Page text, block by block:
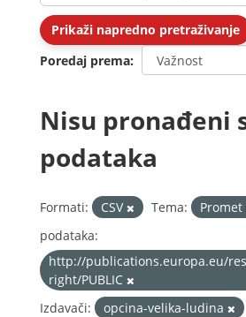
Prikaži napredno pretraživanje
Poredaj prema
Nisu pronađeni
podataka
Formati: CSV Tema: Promet
podataka:
http://publications.europa.eu/
right/PUBLIC
Izdavači:
opcina-velika-ludina